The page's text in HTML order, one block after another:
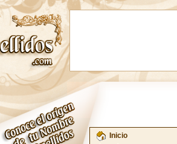
Inicio